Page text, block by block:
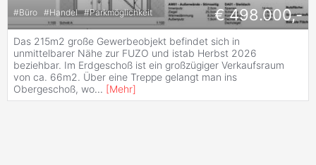
#Büro #Handel #Parkmöglichkeit € 498.000,-
Das 215m2 große Gewerbeobjekt befindet sich in
unmittelbarer Nähe zur FUZO und istab Herbst 2026
beziehbar. Im Erdgeschoß ist ein großzügiger Verkaufsraum
von ca. 66m2. Über eine Treppe gelangt man ins
Obergeschoß, wo... [Mehr]